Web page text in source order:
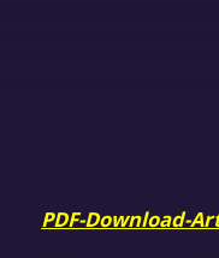
PDF-Download-